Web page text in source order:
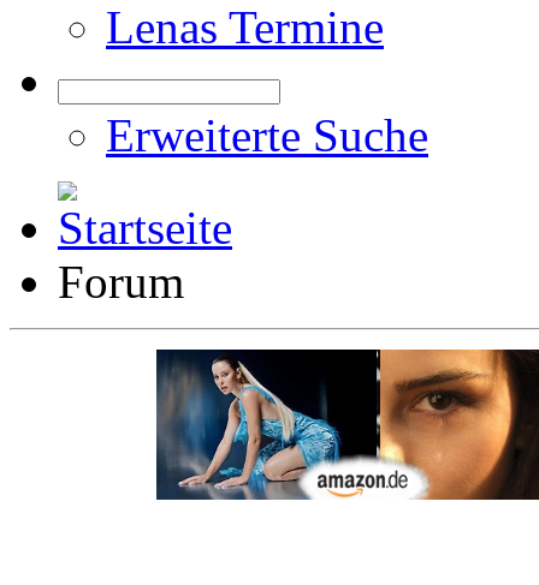
Lenas Termine
Erweiterte Suche
Forum